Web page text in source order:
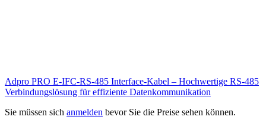
Adpro PRO E-IFC-RS-485 Interface-Kabel – Hochwertige RS-485
Verbindungslösung für effiziente Datenkommunikation
Sie müssen sich anmelden bevor Sie die Preise sehen können.